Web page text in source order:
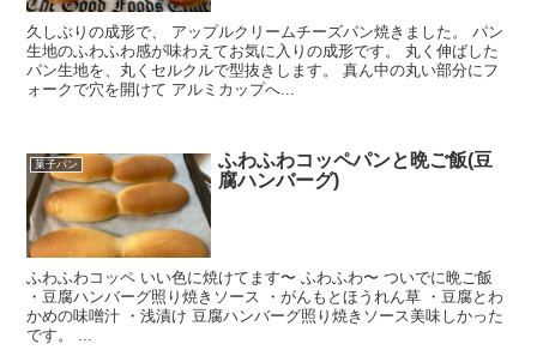
久しぶりの成形で、 アップルクリームチーズパン焼きました。 パン
生地のふわふわ感が味わえてお気に入りの成形です。 丸く伸ばした
パン生地を、丸くセルクルで型抜きします。 真ん中の丸い部分にフ
ォークで穴を開けて アルミカップへ...
菓子パン
ふわふわコッペパンと晩ご飯(豆
腐ハンバーグ)
ふわふわコッペ いい色に焼けてます〜 ふわふわ〜 ついでに晩ご飯
・豆腐ハンバーグ照り焼きソース ・がんもとほうれん草 ・豆腐とわ
かめの味噌汁 ・浅漬け 豆腐ハンバーグ照り焼きソース美味しかった
です。 ...